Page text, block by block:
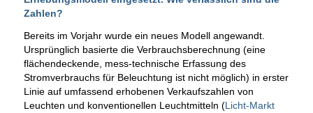
Zahlen?
Bereits im Vorjahr wurde ein neues Modell angewandt.
Ursprünglich basierte die Verbrauchsberechnung (eine
flächendeckende, mess-technische Erfassung des
Stromverbrauchs für Beleuchtung ist nicht möglich) in erster
Linie auf umfassend erhobenen Verkaufszahlen von
Leuchten und konventionellen Leuchtmitteln (Licht-Markt